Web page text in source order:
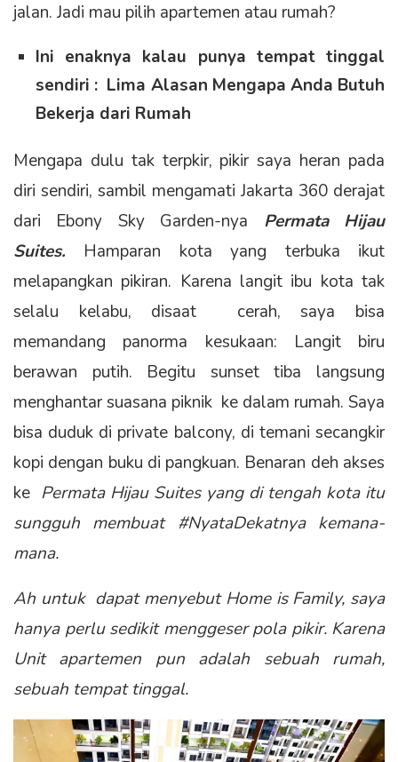
jalan. Jadi mau pilih apartemen atau rumah?
Ini enaknya kalau punya tempat tinggal
sendiri : Lima Alasan Mengapa Anda Butuh
Bekerja dari Rumah
Mengapa dulu tak terpkir, pikir saya heran pada
diri sendiri, sambil mengamati Jakarta 360 derajat
dari Ebony Sky Garden-nya Permata Hijau
Suites. Hamparan kota yang terbuka ikut
melapangkan pikiran. Karena langit ibu kota tak
selalu kelabu, disaat cerah, saya bisa
memandang panorma kesukaan: Langit biru
berawan putih. Begitu sunset tiba langsung
menghantar suasana piknik ke dalam rumah. Saya
bisa duduk di private balcony, di temani secangkir
kopi dengan buku di pangkuan. Benaran deh akses
ke Permata Hijau Suites yang di tengah kota itu
sungguh membuat #NyataDekatnya kemana-
mana.
Ah untuk dapat menyebut Home is Family, saya
hanya perlu sedikit menggeser pola pikir. Karena
Unit apartemen pun adalah sebuah rumah,
sebuah tempat tinggal.